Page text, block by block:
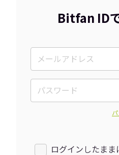
Bitfan ID
ログインしたまま